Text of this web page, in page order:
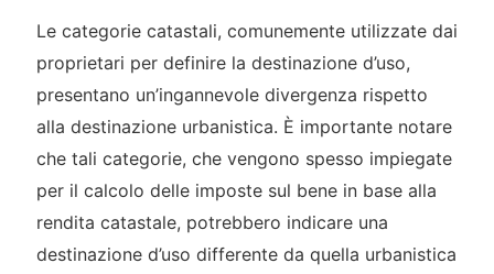
Le categorie catastali, comunemente utilizzate dai
proprietari per definire la destinazione d’uso,
presentano un’ingannevole divergenza rispetto
alla destinazione urbanistica. È importante notare
che tali categorie, che vengono spesso impiegate
per il calcolo delle imposte sul bene in base alla
rendita catastale, potrebbero indicare una
destinazione d’uso differente da quella urbanistica